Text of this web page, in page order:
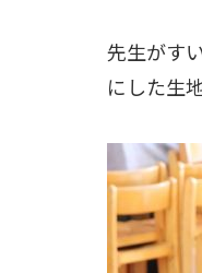
先生がす
にした生